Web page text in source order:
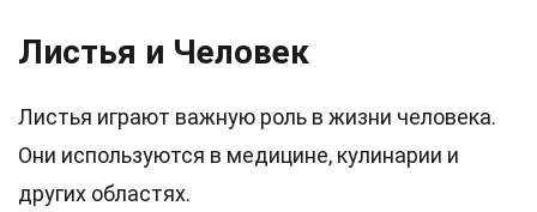
Листья и Человек
Листья играют важную роль в жизни человека.
Они используются в медицине, кулинарии и
других областях.